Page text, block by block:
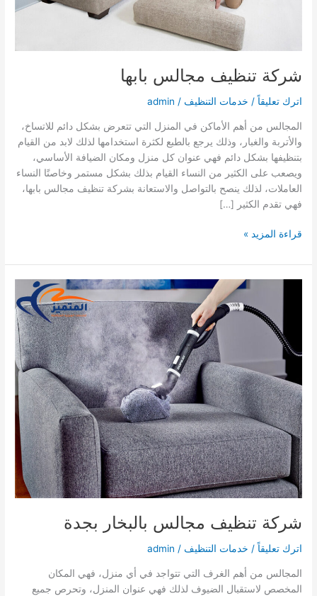
شركة تنظيف مجالس بابها
اترك تعليقاً / خدمات التنظيف /
admin
المجالس من أهم الأماكن في المنزل التي تتعرض بشكل دائم للاتساخ،
والأتربة والغبار، وذلك يرجع بالطبع لكثرة استخدامها لذلك لابد من القيام
بتنظيفها بشكل دائم فهي عنوان كل منزل ومكان الضيافة الأساسي،
ويصعب على الكثير من النساء القيام بذلك بشكل مستمر وخاصتًا النساء
العاملات، لذلك ينصح بالتواصل والاستعانة بشركة تنظيف مجالس بابها،
فهي تقدم الكثير […]
شركة
مجالس
بابها
قراءة المزيد »
شركة تنظيف مجالس بالبخار بجدة
اترك تعليقاً / خدمات التنظيف /
admin
المجالس من أهم الغرف التي تتواجد في أي منزل، فهي المكان
المخصص لاستقبال الضيوف لذلك فهي عنوان المنزل، وتحرص جميع